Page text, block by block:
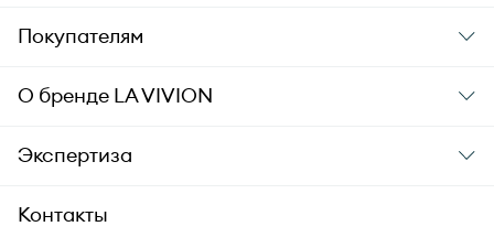
Подарки
Уход за украшениями
Аксессуары
Покупателям
Заказ и оплата
Гарантия подлинности
Комплект документов
О бренде LA VIVION
О компании
Экспертиза
Академия LA VIVION
Контакты